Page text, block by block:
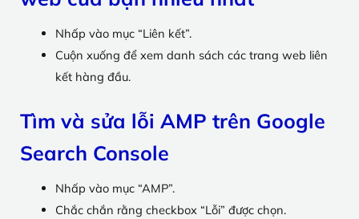
Nhấp vào mục “Liên kết”.
Cuộn xuống để xem danh sách các trang web liên
kết hàng đầu.
Tìm và sửa lỗi AMP trên Google
Search Console
Nhấp vào mục “AMP”.
Chắc chắn rằng checkbox “Lỗi” được chọn.